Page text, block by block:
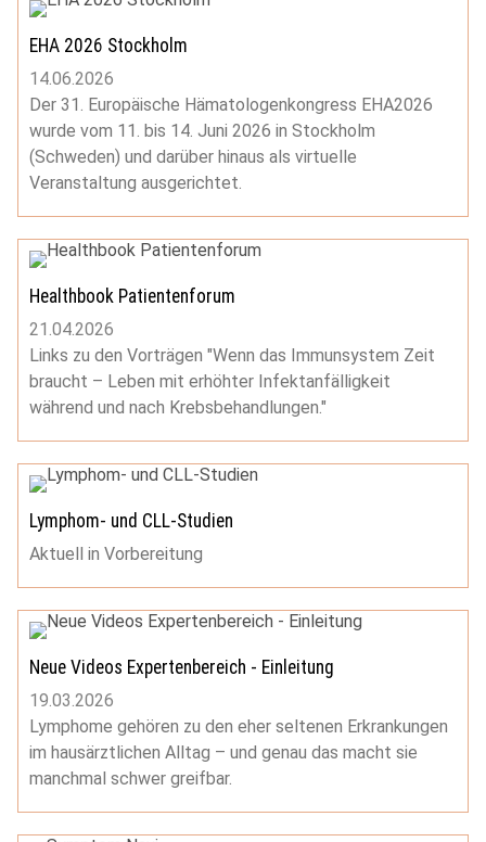
EHA 2026 Stockholm
14.06.2026
Der 31. Europäische Hämatologenkongress EHA2026
wurde vom 11. bis 14. Juni 2026 in Stockholm
(Schweden) und darüber hinaus als virtuelle
Veranstaltung ausgerichtet.
Healthbook Patientenforum
21.04.2026
Links zu den Vorträgen "Wenn das Immunsystem Zeit
braucht – Leben mit erhöhter Infektanfälligkeit
während und nach Krebsbehandlungen."
Lymphom- und CLL-Studien
Aktuell in Vorbereitung
Neue Videos Expertenbereich - Einleitung
19.03.2026
Lymphome gehören zu den eher seltenen Erkrankungen
im hausärztlichen Alltag – und genau das macht sie
manchmal schwer greifbar.